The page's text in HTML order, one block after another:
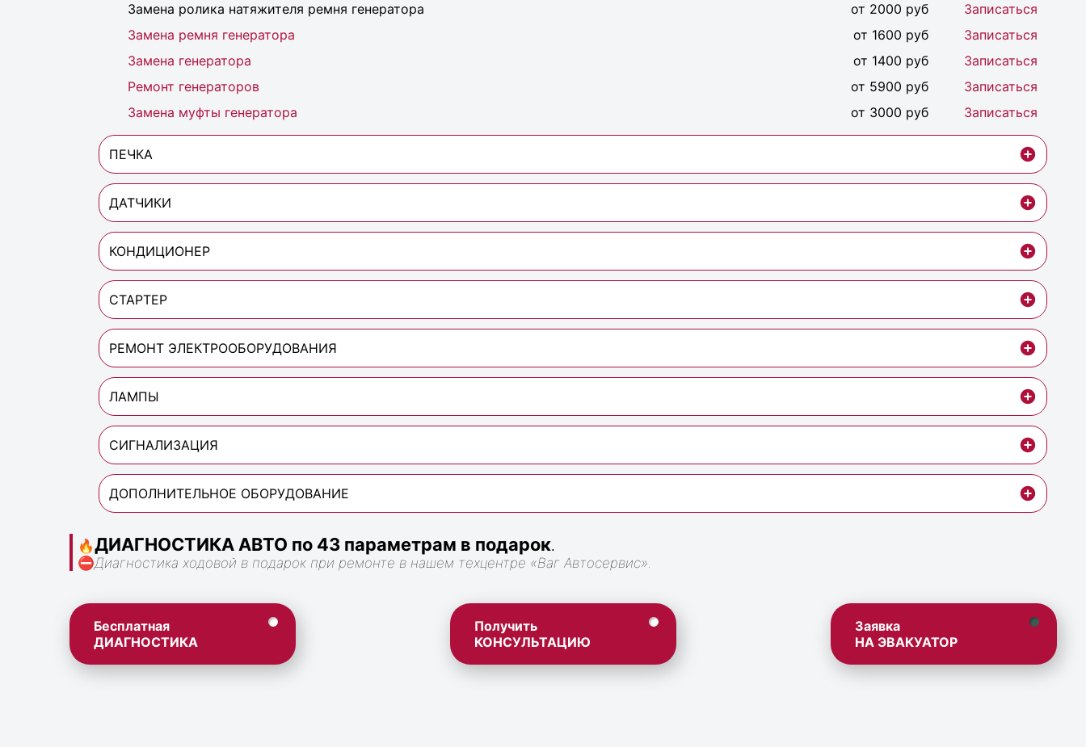
Замена ролика натяжителя ремня генератора
от 2000 руб
Записаться
Замена ремня генератора
от 1600 руб
Записаться
Замена генератора
от 1400 руб
Записаться
Ремонт генераторов
от 5900 руб
Записаться
Замена муфты генератора
от 3000 руб Записаться
ПЕЧКА
ДАТЧИКИ
КОНДИЦИОНЕР
СТАРТЕР
РЕМОНТ ЭЛЕКТРООБОРУДОВАНИЯ
ЛАМПЫ
СИГНАЛИЗАЦИЯ
ДОПОЛНИТЕЛЬНОЕ ОБОРУДОВАНИЕ
🔥ДИАГНОСТИКА АВТО по 43 параметрам в подарок.
⛔Диагностика ходовой в подарок при ремонте в нашем техцентре «Ваг Автосервис».
Бесплатная
ДИАГНОСТИКА
Получить
КОНСУЛЬТАЦИЮ
Заявка
НА ЭВАКУАТОР